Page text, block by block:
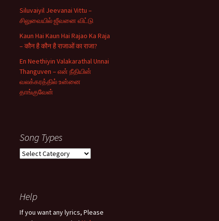
Siluvaiyil Jeevanai Vittu –
சிலுவையில் ஜீவனை விட்டு
Kaun Hai Kaun Hai Rajao Ka Raja
– कौन है कौन है राजाओं का राजा?
En Neethiyin Valakarathal Unnai
Thanguven – என் நீதியின்
வலக்கரத்தில் உன்னை
தாங்குவேன்
Song Types
Song
Help
If you want any lyrics, Please